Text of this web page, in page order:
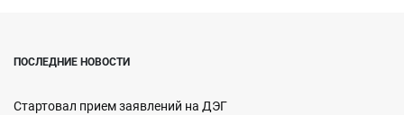
ПОСЛЕДНИЕ НОВОСТИ
Стартовал прием заявлений на ДЭГ